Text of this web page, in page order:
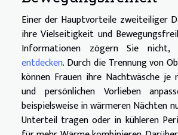
Einer der Hauptvorteile zweiteiliger
ihre Vielseitigkeit und
Informationen zögern Sie nicht,
entdecken. Durch die Trennung von
können Frauen ihre Nachtwäsche je
und persönlichen Vorlieben
beispielsweise in wärmeren Nächten
Unterteil tragen oder in kühleren